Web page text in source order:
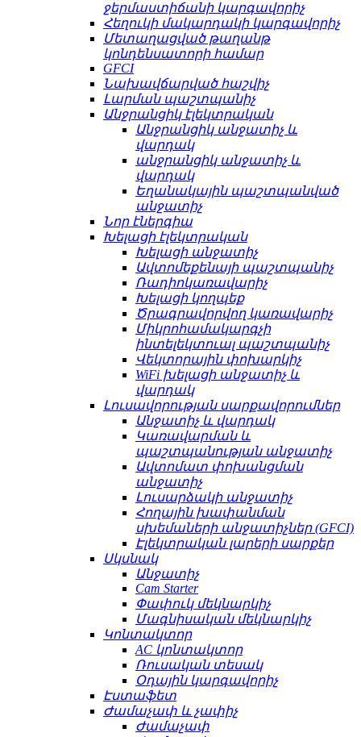
ջերմաստիճանի կարգավորիչ
Հեղուկի մակարդակի կարգավորիչ
Մետաղացված թաղանթ
կոնդենսատորի համար
GFCI
Նախավճարված հաշվիչ
Լարման պաշտպանիչ
Անջրանցիկ էլեկտրական
Անջրանցիկ անջատիչ և
վարդակ
անջրանցիկ անջատիչ և
վարդակ
Եղանակային պաշտպանված
անջատիչ
Նոր էներգիա
Խելացի էլեկտրական
Խելացի անջատիչ
Ավտոմեքենայի պաշտպանիչ
Ռադիոկառավարիչ
Խելացի կողպեք
Ծրագրավորվող կառավարիչ
Միկրոհամակարգչի
ինտելեկտուալ պաշտպանիչ
Վեկտորային փոխարկիչ
WiFi խելացի անջատիչ և
վարդակ
Լուսավորության սարքավորումներ
Անջատիչ և վարդակ
Կառավարման և
պաշտպանության անջատիչ
Ավտոմատ փոխանցման
անջատիչ
Լուսարձակի անջատիչ
Հողային խափանման
սխեմաների անջատիչներ (GFCI)
Էլեկտրական լարերի սարքեր
Սկսնակ
Անջատիչ
Cam Starter
Փափուկ մեկնարկիչ
Մագնիսական մեկնարկիչ
Կոնտակտոր
AC կոնտակտոր
Ռուսական տեսակ
Օդային կարգավորիչ
Էստաֆետ
Ժամաչափ և չափիչ
Ժամաչափ